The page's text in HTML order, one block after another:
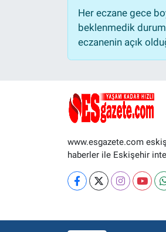
Her eczane gece
beklenmedik
eczanenin açık
www.esgazete.com
haberler ile Eskişehir